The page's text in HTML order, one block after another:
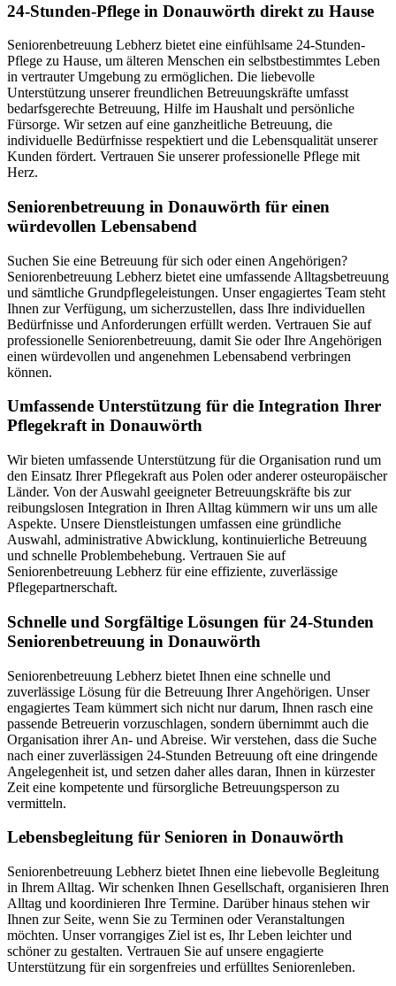
24-Stunden-Pflege in Donauwörth direkt zu Hause
Seniorenbetreuung Lebherz bietet eine einfühlsame 24-Stunden-
Pflege zu Hause, um älteren Menschen ein selbstbestimmtes Leben
in vertrauter Umgebung zu ermöglichen. Die liebevolle
Unterstützung unserer freundlichen Betreuungskräfte umfasst
bedarfsgerechte Betreuung, Hilfe im Haushalt und persönliche
Fürsorge. Wir setzen auf eine ganzheitliche Betreuung, die
individuelle Bedürfnisse respektiert und die Lebensqualität unserer
Kunden fördert. Vertrauen Sie unserer professionelle Pflege mit
Herz.
Senioren­betreuung in Donauwörth für einen
würdevollen Lebensabend
Suchen Sie eine Betreuung für sich oder einen Angehörigen?
Seniorenbetreuung Lebherz bietet eine umfassende Alltagsbetreuung
und sämtliche Grundpflegeleistungen. Unser engagiertes Team steht
Ihnen zur Verfügung, um sicherzustellen, dass Ihre individuellen
Bedürfnisse und Anforderungen erfüllt werden. Vertrauen Sie auf
professionelle Seniorenbetreuung, damit Sie oder Ihre Angehörigen
einen würdevollen und angenehmen Lebensabend verbringen
können.
Umfassende Unterstützung für die Integration Ihrer
Pflegekraft in Donauwörth
Wir bieten umfassende Unterstützung für die Organisation rund um
den Einsatz Ihrer Pflegekraft aus Polen oder anderer osteuropäischer
Länder. Von der Auswahl geeigneter Betreuungskräfte bis zur
reibungslosen Integration in Ihren Alltag kümmern wir uns um alle
Aspekte. Unsere Dienstleistungen umfassen eine gründliche
Auswahl, administrative Abwicklung, kontinuierliche Betreuung
und schnelle Problembehebung. Vertrauen Sie auf
Seniorenbetreuung Lebherz für eine effiziente, zuverlässige
Pflegepartnerschaft.
Schnelle und Sorgfältige Lösungen für 24-Stunden
Seniorenbetreuung in Donauwörth
Seniorenbetreuung Lebherz bietet Ihnen eine schnelle und
zuverlässige Lösung für die Betreuung Ihrer Angehörigen. Unser
engagiertes Team kümmert sich nicht nur darum, Ihnen rasch eine
passende Betreuerin vorzuschlagen, sondern übernimmt auch die
Organisation ihrer An- und Abreise. Wir verstehen, dass die Suche
nach einer zuverlässigen 24-Stunden Betreuung oft eine dringende
Angelegenheit ist, und setzen daher alles daran, Ihnen in kürzester
Zeit eine kompetente und fürsorgliche Betreuungsperson zu
vermitteln.
Lebensbegleitung für Senioren in Donauwörth
Seniorenbetreuung Lebherz bietet Ihnen eine liebevolle Begleitung
in Ihrem Alltag. Wir schenken Ihnen Gesellschaft, organisieren Ihren
Alltag und koordinieren Ihre Termine. Darüber hinaus stehen wir
Ihnen zur Seite, wenn Sie zu Terminen oder Veranstaltungen
möchten. Unser vorrangiges Ziel ist es, Ihr Leben leichter und
schöner zu gestalten. Vertrauen Sie auf unsere engagierte
Unterstützung für ein sorgenfreies und erfülltes Seniorenleben.